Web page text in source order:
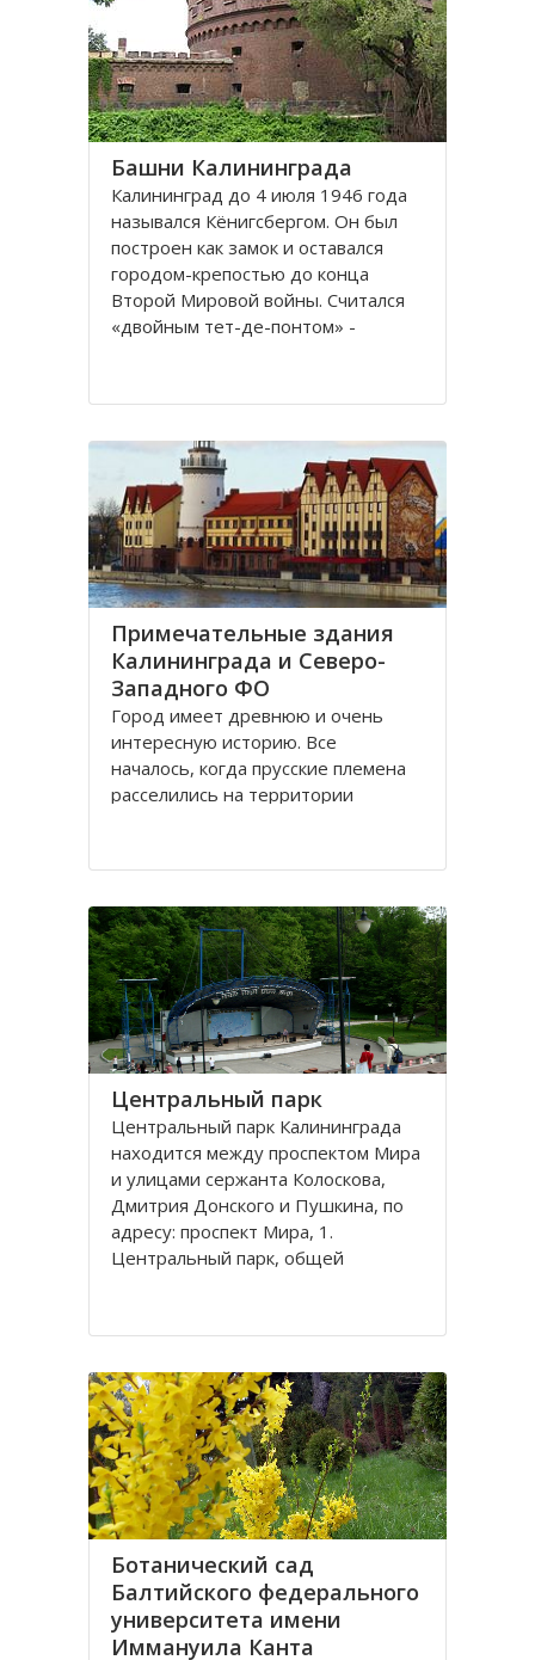
представлены прекрасные
Башни Калининграда
Калининград до 4 июля 1946 года
назывался Кёнигсбергом. Он был
построен как замок и оставался
городом-крепостью до конца
Второй Мировой войны. Считался
«двойным тет-де-понтом» -
истории, сохранилось много арок и
Примечательные здания
Калининграда и Северо-
Западного ФО
Город имеет древнюю и очень
интересную историю. Все
началось, когда прусские племена
расселились на территории
-крепость. Многие сооружения
Сегодня это самый западный
мегаполис России. Ежегодно сюда
Центральный парк
Центральный парк Калининграда
находится между проспектом Мира
и улицами сержанта Колоскова,
Дмитрия Донского и Пушкина, по
адресу: проспект Мира, 1.
Центральный парк, общей
прусского королевства парка
альтштадского кладбища
Ботанический сад
Балтийского федерального
университета имени
Иммануила Канта